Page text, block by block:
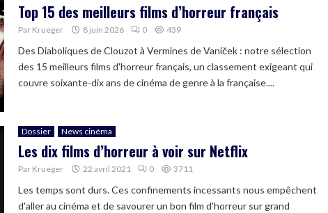
Top 15 des meilleurs films d’horreur français
Par Krueger 8 juin 2026 0 439
Des Diaboliques de Clouzot à Vermines de Vaniček : notre sélection
des 15 meilleurs films d'horreur français, un classement exigeant qui
couvre soixante-dix ans de cinéma de genre à la française....
Dossier News cinéma
Les dix films d’horreur à voir sur Netflix
Par Krueger 22 avril 2021 0 3711
Les temps sont durs. Ces confinements incessants nous empêchent
d'aller au cinéma et de savourer un bon film d'horreur sur grand